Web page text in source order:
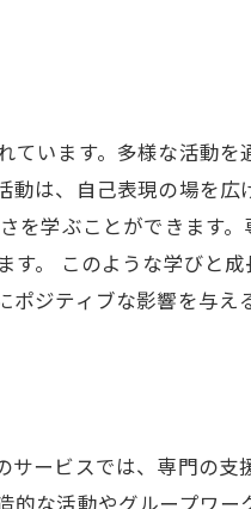
います。多様な活動を
は、自己表現の場を広
を学ぶことができます
。 このような学びと成
ジティブな影響を与え
ービスでは、専門の支